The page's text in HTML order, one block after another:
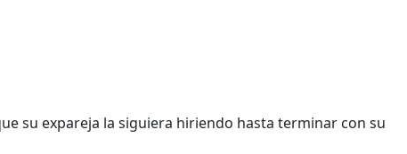
su expareja la siguiera hiriendo hasta terminar con su